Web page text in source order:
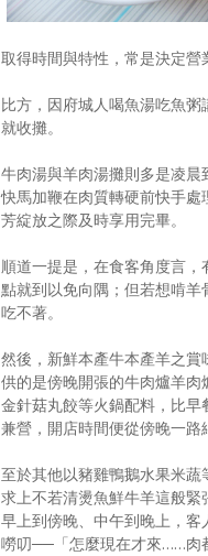
取得時間與特性，常是決定營
比方，因府城人喝魚湯吃魚
就收攤。
牛肉湯與羊肉湯攤則多是凌
快馬加鞭在肉質轉硬前快手
芳綻放之際及時享用完畢。
順道一提是，在食客角度言
點就到以免向隅；但若想啃
吃不著。
然後，新鮮本產牛本產羊之
供的是傍晚開張的牛肉爐羊
金針菇丸餃等火鍋配料，比早
兼營，開店時間便從傍晚一路
至於其他以豬雞鴨鵝水果米
求上不若清燙魚鮮牛羊這般緊
早上到傍晚、中午到晚上，
嘮叨──「怎麼現在才來……肉